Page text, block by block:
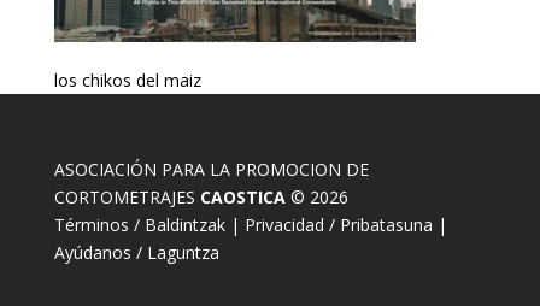
los chikos del maiz
ASOCIACIÓN PARA LA PROMOCION DE
CORTOMETRAJES CAOSTICA© 2026
Términos / Baldintzak| Privacidad / Pribatasuna |
Ayúdanos / Laguntza